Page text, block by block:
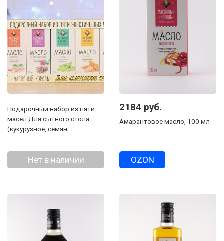
Подарочный набор из пяти
масел Для сытного стола
(кукурузное, семян
Нет в наличии
2184 руб.
Амарантовое масло, 100 мл
OZON